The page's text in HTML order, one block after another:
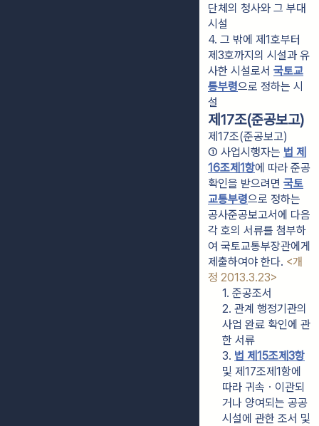
단체의 청사와 그 부대
시설
4. 그 밖에 제1호부터
제3호까지의 시설과 유
사한 시설로서 국토교
통부령으로 정하는 시
설
제17조(준공보고)
제17조(준공보고)
① 사업시행자는 법 제
16조제1항에 따라 준공
확인을 받으려면 국토
교통부령으로 정하는
공사준공보고서에 다음
각 호의 서류를 첨부하
여 국토교통부장관에게
제출하여야 한다. <개
정 2013.3.23>
1. 준공조서
2. 관계 행정기관의
사업 완료 확인에 관
한 서류
3. 법 제15조제3항
및 제17조제1항에
따라 귀속ㆍ이관되
거나 양여되는 공공
시설에 관한 조서 및